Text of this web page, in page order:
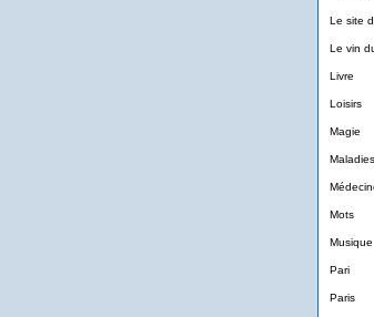
Le site
Le vin
Livre
Loisirs
Magie
Mots
Musique
Pari
Paris